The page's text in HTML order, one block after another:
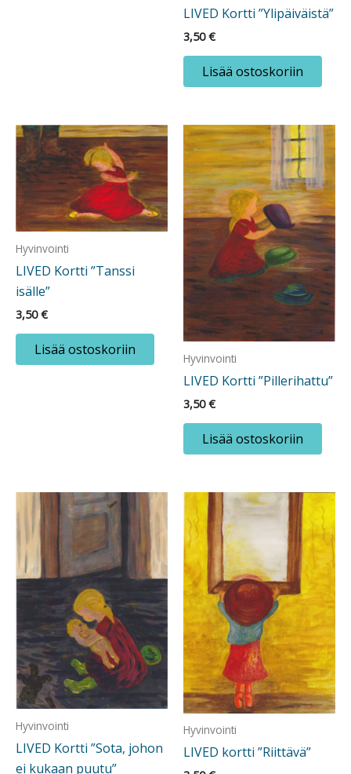
LIVED Kortti ”Ylipäiväistä”
3,50€
Lisää ostoskoriin
Hyvinvointi
LIVED Kortti ”Tanssi
isälle”
3,50€
Lisää ostoskoriin
Hyvinvointi
LIVED Kortti ”Pillerihattu”
3,50€
Lisää ostoskoriin
Hyvinvointi
LIVED Kortti ”Sota, johon
ei kukaan puutu”
Hyvinvointi
LIVED kortti ”Riittävä”